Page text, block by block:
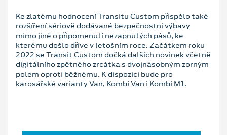
Ke zlatému hodnocení Transitu Custom přispělo také
rozšíření sériově dodávané bezpečnostní výbavy
mimo jiné o připomenutí nezapnutých pásů, ke
kterému došlo dříve v letošním roce. Začátkem roku
2022 se Transit Custom dočká dalších novinek včetně
digitálního zpětného zrcátka s dvojnásobným zorným
polem oproti běžnému. K dispozici bude pro
karosářské varianty Van, Kombi Van i Kombi M1.